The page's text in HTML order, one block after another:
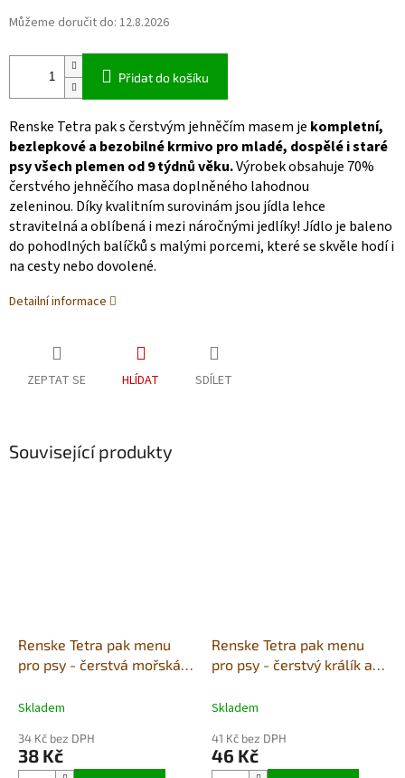
Můžeme doručit do: 12.8.2026
Přidat do košíku
Renske Tetra pak s čerstvým jehněčím masem je kompletní,
bezlepkové a bezobilné krmivo pro mladé, dospělé i staré
psy všech plemen od 9 týdnů věku.Výrobek obsahuje 70%
čerstvého jehněčího masa doplněného lahodnou
zeleninou. Díky kvalitním surovinám jsou jídla lehce
stravitelná a oblíbená i mezi náročnými jedlíky! Jídlo je baleno
do pohodlných balíčků s malými porcemi, které se skvěle hodí i
na cesty nebo dovolené.
Detailní informace
ZEPTAT SE HLÍDAT SDÍLET
Související produkty
Renske Tetra pak menu
pro psy - čerstvá mořská
Skladem
34 Kč bez DPH
38 Kč
Renske Tetra pak menu
pro psy - čerstvý králík a
Skladem
41 Kč bez DPH
46 Kč